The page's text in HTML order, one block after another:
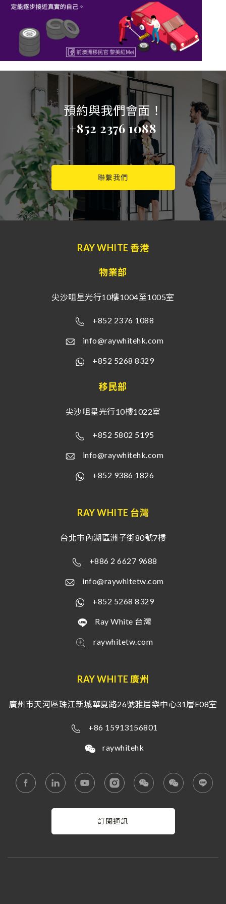
預約與我們會面！
+852 2376 1088
聯繫我們
RAY WHITE 香港
物業部
尖沙咀星光行10樓1004至1005室
+852 2376 1088
info@raywhitehk.com
+852 5268 8329
移民部
尖沙咀星光行10樓1022室
+852 5802 5195
info@raywhitehk.com
+852 9386 1826
RAY WHITE 台灣
台北市內湖區洲子街80號7樓
+886 2 6627 9688
info@raywhitetw.com
+852 5268 8329
Ray White 台灣
raywhitetw.com
RAY WHITE 廣州
廣州市天河區珠江新城華夏路26號雅居樂中心31層E08室
+86 15913156801
raywhitehk
訂閱通訊